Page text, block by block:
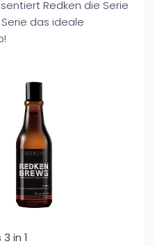
Redken die Serie
das ideale
in 1